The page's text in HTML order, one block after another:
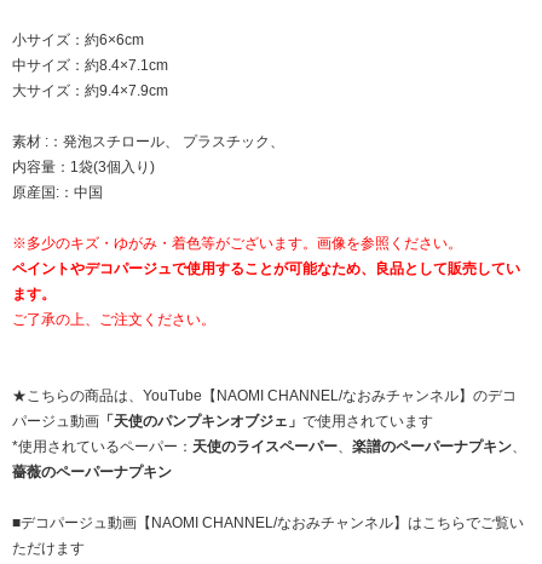
小サイズ：約6×6cm
中サイズ：約8.4×7.1cm
大サイズ：約9.4×7.9cm
素材 :：発泡スチロール、 プラスチック、
内容量：1袋(3個入り)
原産国:：中国
※多少のキズ・ゆがみ・着色等がございます。画像を参照ください。
ペイントやデコパージュで使用することが可能なため、良品として販売してい
ます。
ご了承の上、ご注文ください。
★こちらの商品は、YouTube【NAOMI CHANNEL/なおみチャンネル】のデコ
パージュ動画 「天使のパンプキンオブジェ」 で使用されています
*使用されているペーパー： 天使のライスペーパー、 楽譜のペーパーナプキン、
薔薇のペーパーナプキン
■デコパージュ動画【NAOMI CHANNEL/なおみチャンネル】はこちらでご覧い
ただけます